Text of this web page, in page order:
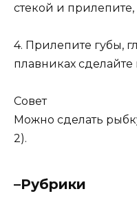
стекой и прилепите,
4. Прилепите губы,
плавниках
Совет
Можно сделать
2).
–Рубрики